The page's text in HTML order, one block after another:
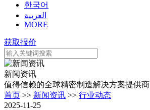
한국어
العربية
MORE
获取报价
新闻资讯
值得信赖的全球精密制造解决方案提供商
首页 >> 新闻资讯 >> 行业动态
2025-11-25